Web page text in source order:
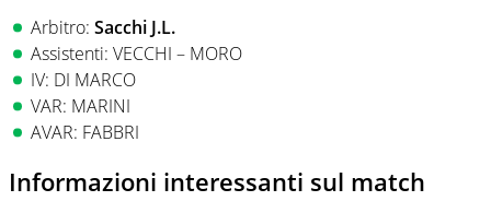
Arbitro: Sacchi J.L.
Assistenti: VECCHI – MORO
IV: DI MARCO
VAR: MARINI
AVAR: FABBRI
Informazioni interessanti sul match